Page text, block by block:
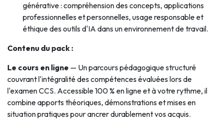
générative : compréhension des concepts, applications
professionnelles et personnelles, usage responsable et
éthique des outils d'IA dans un environnement de travail.
Contenu du pack :
Le cours en ligne — Un parcours pédagogique structuré
couvrant l'intégralité des compétences évaluées lors de
l'examen CCS. Accessible 100 % en ligne et à votre rythme, il
combine apports théoriques, démonstrations et mises en
situation pratiques pour ancrer durablement vos acquis.